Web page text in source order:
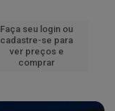
Faça seu login ou
cadastre-se para
ver preços e
comprar